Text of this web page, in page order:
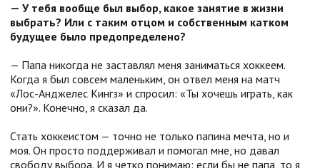
— У тебя вообще был выбор, какое занятие в жизни
выбрать? Или с таким отцом и собственным катком
будущее было предопределено?
— Папа никогда не заставлял меня заниматься хоккеем.
Когда я был совсем маленьким, он отвел меня на матч
«Лос-Анджелес Кингз» и спросил: «Ты хочешь играть, как
они?». Конечно, я сказал да.
Стать хоккеистом — точно не только папина мечта, но и
моя. Он просто поддерживал и помогал мне, но давал
свободу выбора. И я четко понимаю: если бы не папа, то я